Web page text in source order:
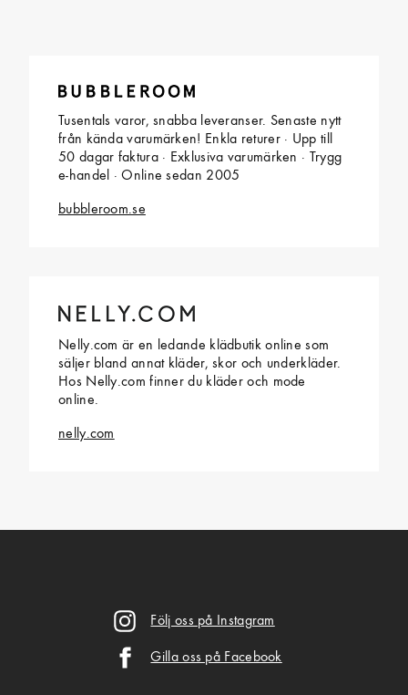
Tusentals varor, snabba leveranser. Senaste nytt
från kända varumärken! Enkla returer · Upp till
50 dagar faktura · Exklusiva varumärken · Trygg
e-handel · Online sedan 2005
bubbleroom.se
Nelly.com är en ledande klädbutik online som
säljer bland annat kläder, skor och underkläder.
Hos Nelly.com finner du kläder och mode
online.
nelly.com
Följ oss på Instagram
Gilla oss på Facebook